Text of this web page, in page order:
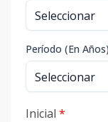
Período (En Años)
Inicial *